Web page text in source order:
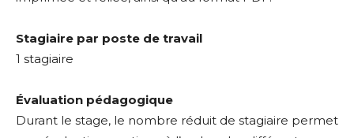
Stagiaire par poste de travail
1 stagiaire
Évaluation pédagogique
Durant le stage, le nombre réduit de stagiaire permet